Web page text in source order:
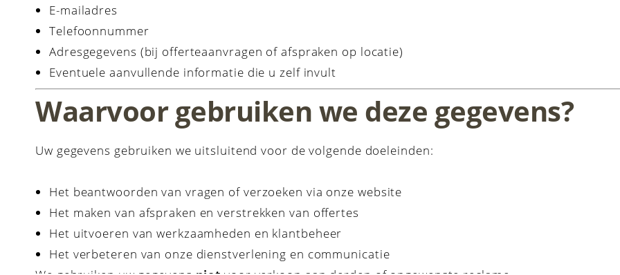
E-mailadres
Telefoonnummer
Adresgegevens (bij offerteaanvragen of afspraken op locatie)
Eventuele aanvullende informatie die u zelf invult
Waarvoor gebruiken we deze gegevens?
Uw gegevens gebruiken we uitsluitend voor de volgende doeleinden:
Het beantwoorden van vragen of verzoeken via onze website
Het maken van afspraken en verstrekken van offertes
Het uitvoeren van werkzaamheden en klantbeheer
Het verbeteren van onze dienstverlening en communicatie